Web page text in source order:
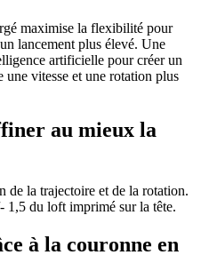
maximise la flexibilité pour
lancement plus élevé. Une
artificielle pour créer un
vitesse et une rotation plus
au mieux la
la trajectoire et de la rotation.
1,5 du loft imprimé sur la tête.
à la couronne en